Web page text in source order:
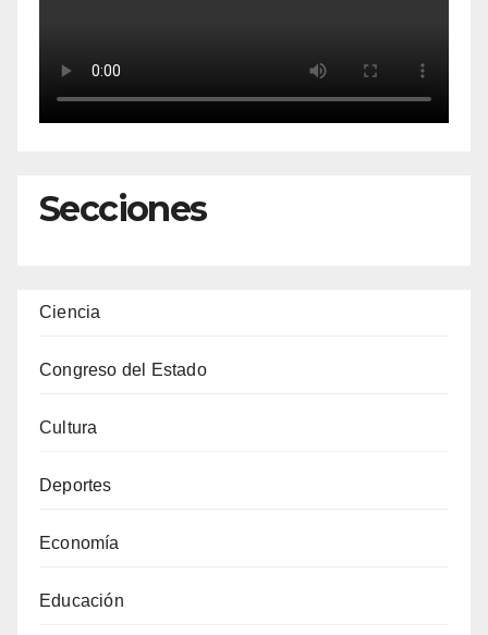
Secciones
Ciencia
Congreso del Estado
Cultura
Deportes
Economía
Educación